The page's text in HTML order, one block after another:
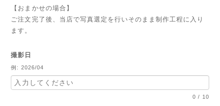
【おまかせの場合】
ご注文完了後、当店で写真選定を行いそのまま制作工程に入り
ます。
撮影日
例: 2026/04
0 / 10